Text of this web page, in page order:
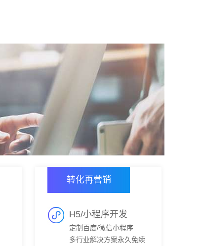
转化再营销
H5/小程序开发
定制百度/微信小程序
多行业解决方案永久免续